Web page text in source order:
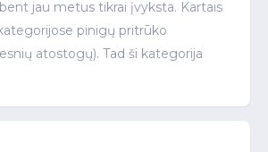
jau metus tikrai įvyksta. Kartais
pinigų pritrūko
atostogų). Tad ši kategorija